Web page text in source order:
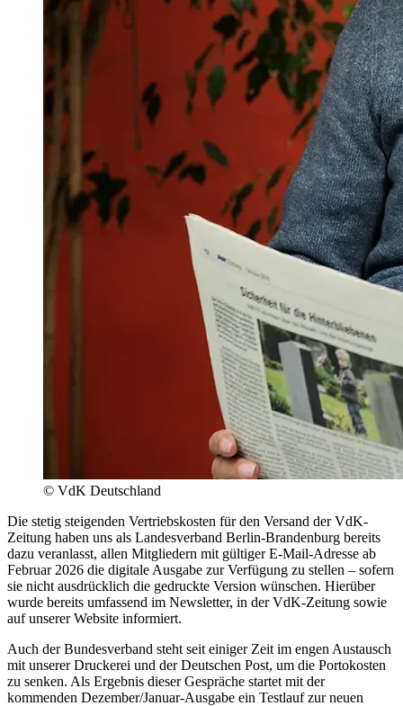
© VdK Deutschland
Die stetig steigenden Vertriebskosten für den Versand der VdK-
Zeitung haben uns als Landesverband Berlin-Brandenburg bereits
dazu veranlasst, allen Mitgliedern mit gültiger E-Mail-Adresse ab
Februar 2026 die digitale Ausgabe zur Verfügung zu stellen – sofern
sie nicht ausdrücklich die gedruckte Version wünschen. Hierüber
wurde bereits umfassend im Newsletter, in der VdK-Zeitung sowie
auf unserer Website informiert.
Auch der Bundesverband steht seit einiger Zeit im engen Austausch
mit unserer Druckerei und der Deutschen Post, um die Portokosten
zu senken. Als Ergebnis dieser Gespräche startet mit der
kommenden Dezember/Januar-Ausgabe ein Testlauf zur neuen